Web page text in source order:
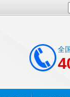
全